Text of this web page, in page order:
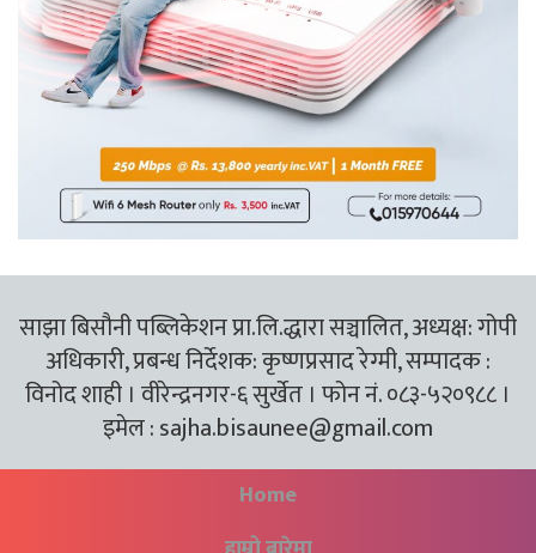
साझा बिसौनी पब्लिकेशन प्रा.लि.द्धारा सञ्चालित, अध्यक्ष: गोपी
अधिकारी, प्रबन्ध निर्देशक: कृष्णप्रसाद रेग्मी, सम्पादक :
विनोद शाही । वीरेन्द्रनगर-६ सुर्खेत । फोन नं. ०८३-५२०९८८ ।
इमेल :sajha.bisaunee@gmail.com
Home